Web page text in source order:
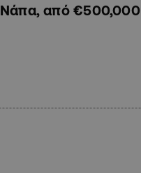
Νάπα, από €500,000